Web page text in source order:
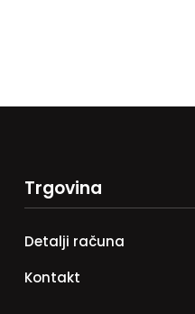
Trgovina
Detalji računa
Kontakt